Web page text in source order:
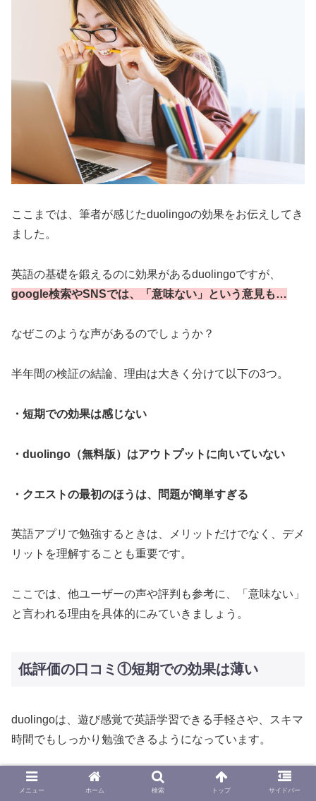
ここまでは、筆者が感じたduolingoの効果をお伝えしてき
ました。
英語の基礎を鍛えるのに効果があるduolingoですが、
google検索やSNSでは、「意味ない」という意見も…
なぜこのような声があるのでしょうか？
半年間の検証の結論、理由は大きく分けて以下の3つ。
・短期での効果は感じない
・duolingo（無料版）はアウトプットに向いていない
・クエストの最初のほうは、問題が簡単すぎる
英語アプリで勉強するときは、メリットだけでなく、デメ
リットを理解することも重要です。
ここでは、他ユーザーの声や評判も参考に、「意味ない」
と言われる理由を具体的にみていきましょう。
低評価の口コミ①短期での効果は薄い
duolingoは、遊び感覚で英語学習できる手軽さや、スキマ
時間でもしっかり勉強できるようになっています。
このように、毎日短時間でも英語を勉強することで、少し
メニュー ホーム 検索 トップ サイドバー